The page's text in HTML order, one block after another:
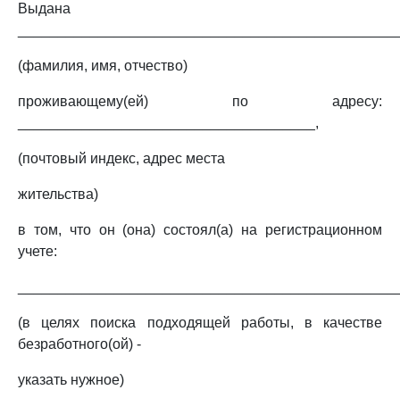
Выдана
(фамилия, имя, отчество)
проживающему(ей) по адресу:
_____________________________________,
(почтовый индекс, адрес места
жительства)
в том, что он (она) состоял(а) на регистрационном
учете:
(в целях поиска подходящей работы, в качестве
безработного(ой) -
указать нужное)